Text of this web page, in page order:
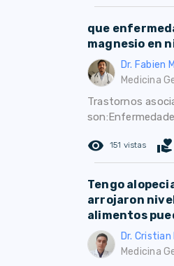
que
magnesio en
Dr. Fabien
Medicina
Trastornos
remove_red_eye 151 vistas volunteer_activism
Tengo
arrojaron
alimentos
Dr.
Medicina